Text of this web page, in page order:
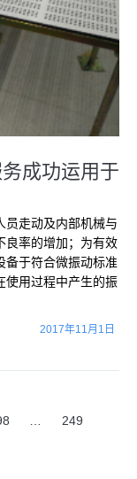
成功运用于
员走动及内部机械与
良率的增加；为有效
备于符合微振动标准
使用过程中产生的振
2017年11月1日
249